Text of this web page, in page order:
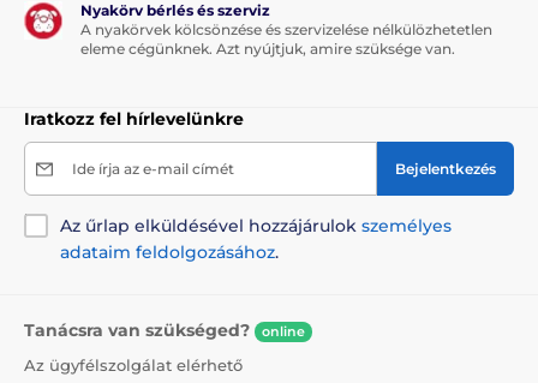
Nyakörv bérlés és szerviz
A nyakörvek kölcsönzése és szervizelése nélkülözhetetlen
eleme cégünknek. Azt nyújtjuk, amire szüksége van.
Iratkozz fel hírlevelünkre
Ide írja az e-mail címét Bejelentkezés
Az űrlap elküldésével hozzájárulok személyes
adataim feldolgozásához.
Tanácsra van szükséged? online
Az ügyfélszolgálat elérhető